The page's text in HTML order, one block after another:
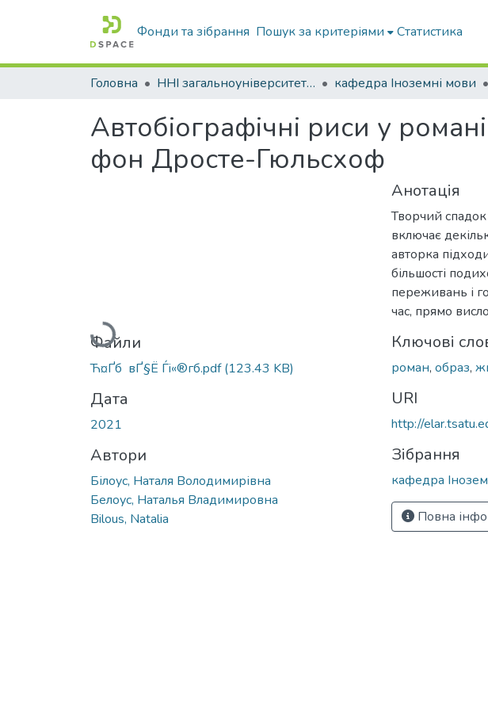
Фонди та зібрання Пошук за критеріями Статистика
Головна ННІ загальноуніверситетської підготовки кафедра Іноземні мови
Автобіографічні риси у
фон Дросте-Гюльсхоф
Вантажиться...
Файли
Ћ¤Ґб вҐ§Ё Ѓi«®гб.pdf(123.43 KB)
Дата
2021
Автори
Білоус, Наталя Володимирівна
Белоус, Наталья Владимировна
Bilous, Natalia
Анотація
Творчий
включає
авторка
більшості
переживань і
час, прямо
Ключові
роман, образ,
URI
http://
Зібрання
кафедра
Повна